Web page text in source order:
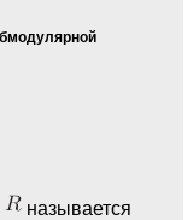
называется